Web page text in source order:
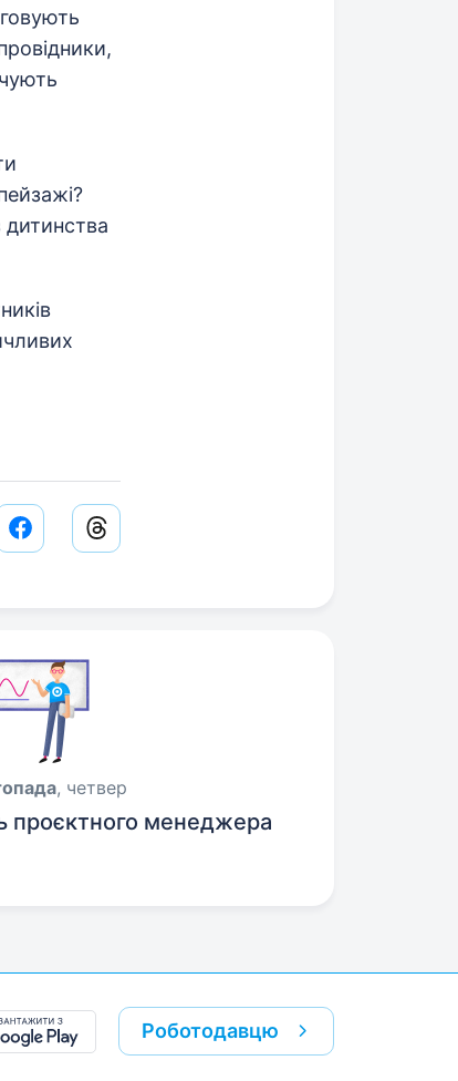
дитинства
Facebook share link
Threads share link
, четвер
проєктного менеджера
Роботодавцю